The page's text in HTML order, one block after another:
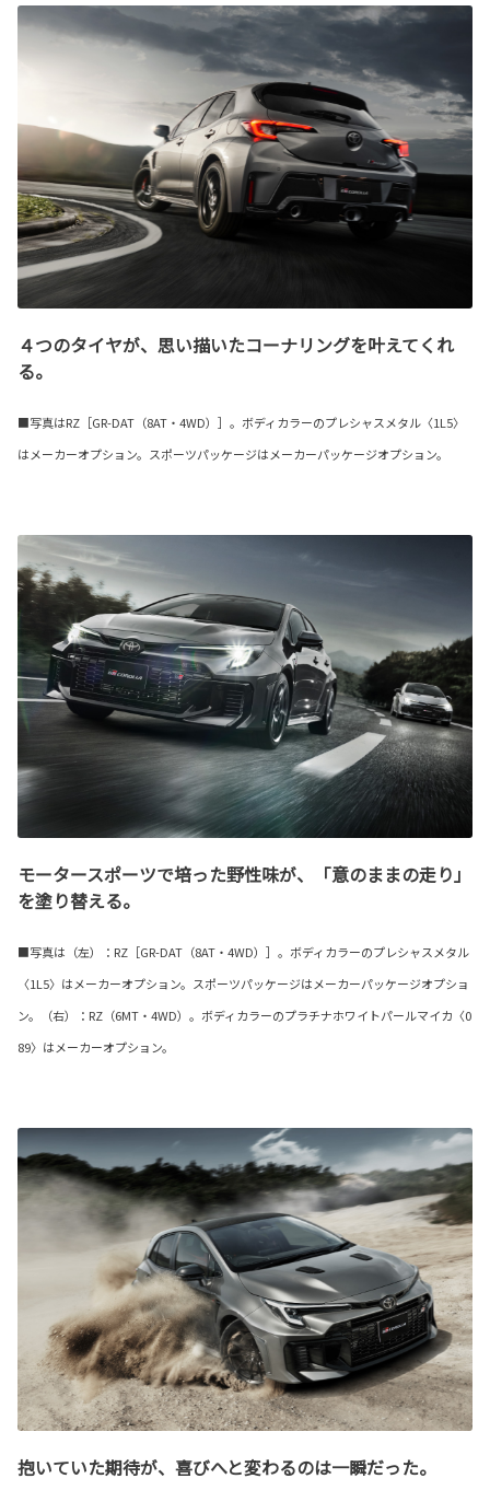
４つのタイヤが、思い描いたコーナリングを叶えてくれ
る。
■写真はRZ［GR-DAT（8AT・4WD）］。ボディカラーのプレシャスメタル〈1L5〉
はメーカーオプション。スポーツパッケージはメーカーパッケージオプション。
モータースポーツで培った野性味が、「意のままの走り」
を塗り替える。
■写真は（左）：RZ［GR-DAT（8AT・4WD）］。ボディカラーのプレシャスメタル
〈1L5〉はメーカーオプション。スポーツパッケージはメーカーパッケージオプショ
ン。（右）：RZ（6MT・4WD）。ボディカラーのプラチナホワイトパールマイカ〈0
89〉はメーカーオプション。
抱いていた期待が、喜びへと変わるのは一瞬だった。